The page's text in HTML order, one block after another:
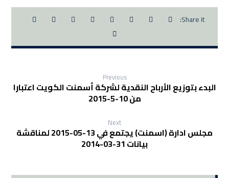
Previous
البدء بتوزيع الأرباح النقدية لشركة أسمنت الكويت اعتبارا
من 10-5-2015
Next
مجلس ادارة (اسمنت) يجتمع في 13-05-2015 لمناقشة
بيانات 31-03-2014